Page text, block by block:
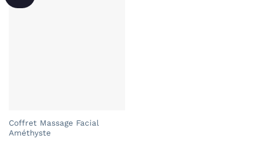
Coffret Massage Facial
Améthyste